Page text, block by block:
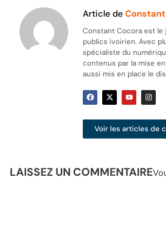
Article de
Constant Cocora est le
publics ivoirien. Avec
spécialiste du
contenus par la mise
aussi mis en place le
Voir les articles de
LAISSEZ UN COMMENTAIRE